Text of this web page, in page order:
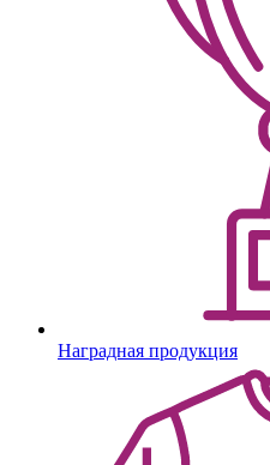
Наградная продукция